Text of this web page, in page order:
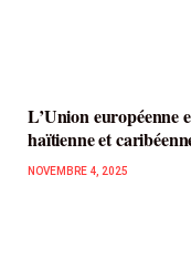
L’Union européenne
haïtienne et
NOVEMBRE 4, 2025